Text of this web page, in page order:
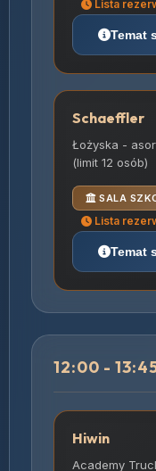
Lista
Temat
Schaeffler
Łożyska -
(limit 12 osób)
SALA
Lista
Temat
12:00 -
Hiwin
Academy